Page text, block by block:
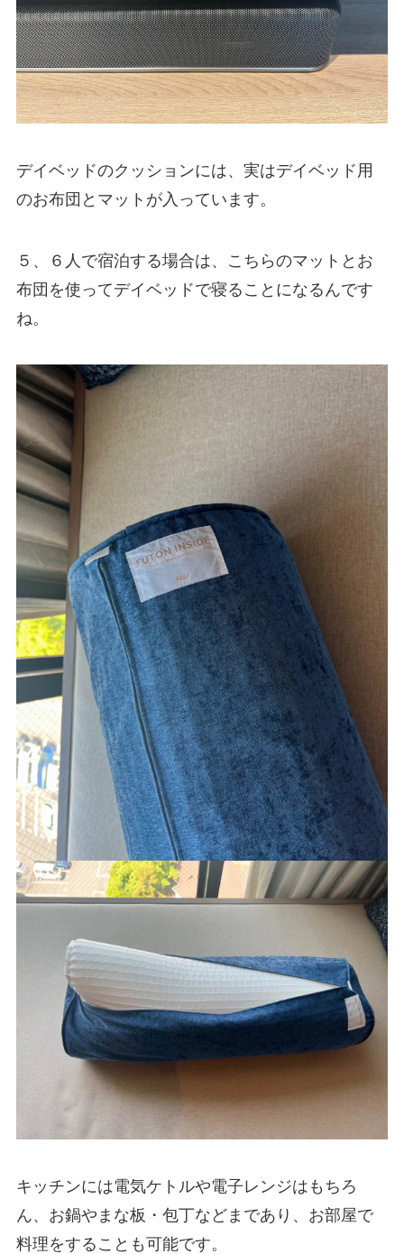
デイベッドのクッションには、実はデイベッド用
のお布団とマットが入っています。
５、６人で宿泊する場合は、こちらのマットとお
布団を使ってデイベッドで寝ることになるんです
ね。
キッチンには電気ケトルや電子レンジはもちろ
ん、お鍋やまな板・包丁などまであり、お部屋で
料理をすることも可能です。